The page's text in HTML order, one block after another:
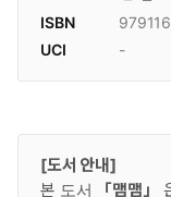
ISBN
UCI
-
[도서 안내]
본 도서
「맴맴」